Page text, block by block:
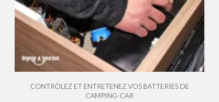
CONTRÔLEZ ET ENTRETENEZ VOS BATTERIES DE
CAMPING-CAR